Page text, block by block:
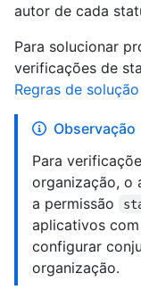
autor de cada
Para solucionar
verificações de
Regras de
Observação
Para
organização, o
a permissão
aplicativos
configurar
organização.